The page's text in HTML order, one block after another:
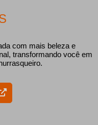
com mais beleza e
transformando você em